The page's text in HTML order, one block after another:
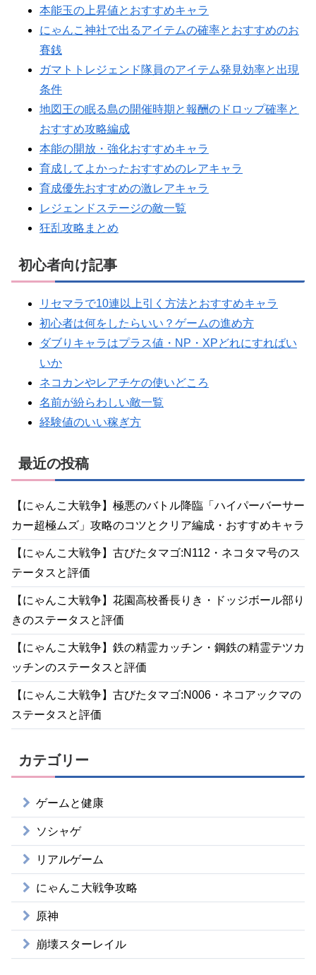
本能玉の上昇値とおすすめキャラ
にゃんこ神社で出るアイテムの確率とおすすめのお
賽銭
ガマトトレジェンド隊員のアイテム発見効率と出現
条件
地図王の眠る島の開催時期と報酬のドロップ確率と
おすすめ攻略編成
本能の開放・強化おすすめキャラ
育成してよかったおすすめのレアキャラ
育成優先おすすめの激レアキャラ
レジェンドステージの敵一覧
狂乱攻略まとめ
初心者向け記事
リセマラで10連以上引く方法とおすすめキャラ
初心者は何をしたらいい？ゲームの進め方
ダブりキャラはプラス値・NP・XPどれにすればい
いか
ネコカンやレアチケの使いどころ
名前が紛らわしい敵一覧
経験値のいい稼ぎ方
最近の投稿
【にゃんこ大戦争】極悪のバトル降臨「ハイパーバーサー
カー超極ムズ」攻略のコツとクリア編成・おすすめキャラ
【にゃんこ大戦争】古びたタマゴ:N112・ネコタマ号のス
テータスと評価
【にゃんこ大戦争】花園高校番長りき・ドッジボール部り
きのステータスと評価
【にゃんこ大戦争】鉄の精霊カッチン・鋼鉄の精霊テツカ
ッチンのステータスと評価
【にゃんこ大戦争】古びたタマゴ:N006・ネコアックマの
ステータスと評価
カテゴリー
ゲームと健康
ソシャゲ
リアルゲーム
にゃんこ大戦争攻略
原神
崩壊スターレイル